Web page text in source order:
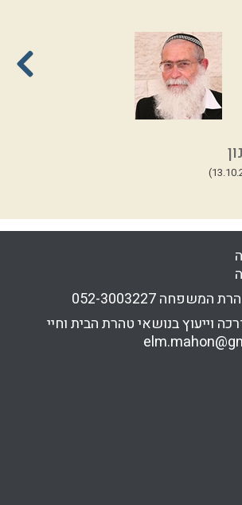
המשפחה052-3003227
וייעוץ בנושאי טהרת הבית וחיי